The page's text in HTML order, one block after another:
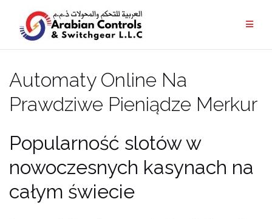
Automaty Online Na
Prawdziwe Pieniądze Merkur
Popularność slotów w
nowoczesnych kasynach na
całym świecie